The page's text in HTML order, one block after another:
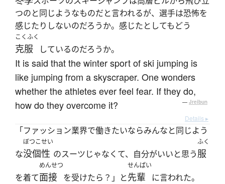
つのと同じようなものだと言われるが、選手は恐怖を
感じたりしないのだろうか。感じたとしてもどう
こくふく
克服 しているのだろうか。
It is said that the winter sport of ski jumping is
like jumping from a skyscraper. One wonders
whether the athletes ever feel fear. If they do,
how do they overcome it?
— Jreibun
Details ▸
「ファッション業界で働きたいならみんなと同じよう
な
ぼつこせい
没個性 のスーツじゃなくて、自分がいいと思う
ふく
服
を着て
めんせつ
面接 を受けたら？」と
せんぱい
先輩 に言われた。